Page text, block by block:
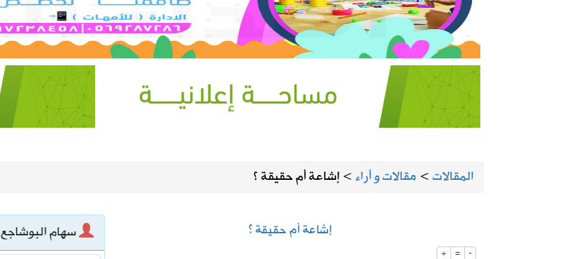
2026-08-05 إطلاق تحدي ابتكار أفضل مظلة لضيوف الرحمن
2026-08-05طقس المملكة الأربعاء.. سحب رعدية ممطرة وارتفاع في الحرارة ونشاط للرياح على عدة مناطق
2026-08-04 بالفيديو | الأستاذ أحمد السعيد يستعرض برنامج “مدار” الصيفي في لقاء على قناة الإخبارية
«الإرشادي للأمن السيبراني» يحذر من ثغرات أمنية في منتجات سامسونج
المقالات> مقالات و أراء>إشاعة أم حقيقة ؟
سهام البوشاجع إشاعة أم حقيقة ؟
+ = -